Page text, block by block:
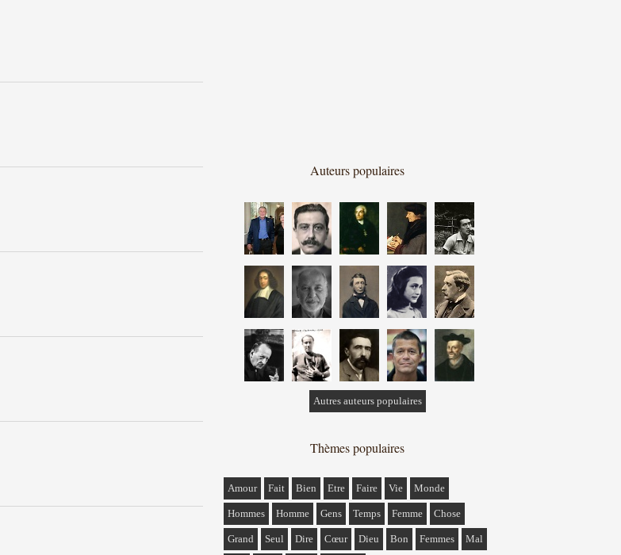
Auteurs populaires
Autres auteurs populaires
Thèmes populaires
Amour Fait Bien Etre Faire Vie Monde
Hommes Homme Gens Temps Femme Chose
Grand Seul Dire Cœur Dieu Bon Femmes Mal